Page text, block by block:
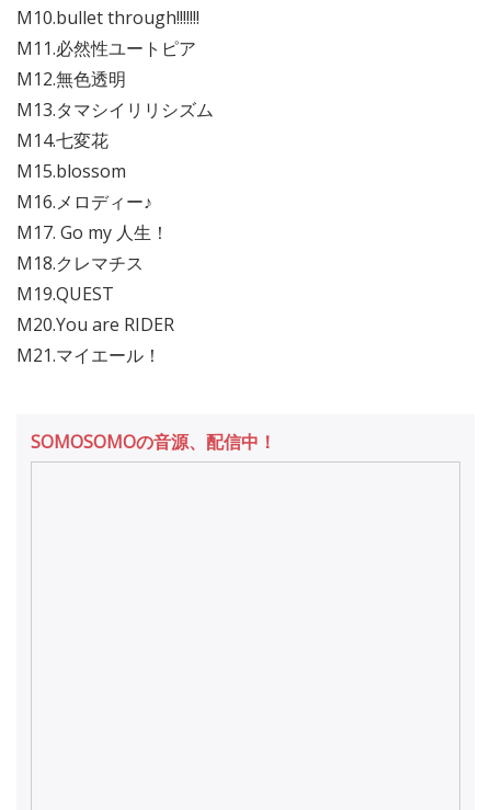
M10.bullet through!!!!!!!
M11.必然性ユートピア
M12.無色透明
M13.タマシイリリシズム
M14.七変花
M15.blossom
M16.メロディー♪
M17. Go my 人生！
M18.クレマチス
M19.QUEST
M20.You are RIDER
M21.マイエール！
SOMOSOMOの音源、配信中！